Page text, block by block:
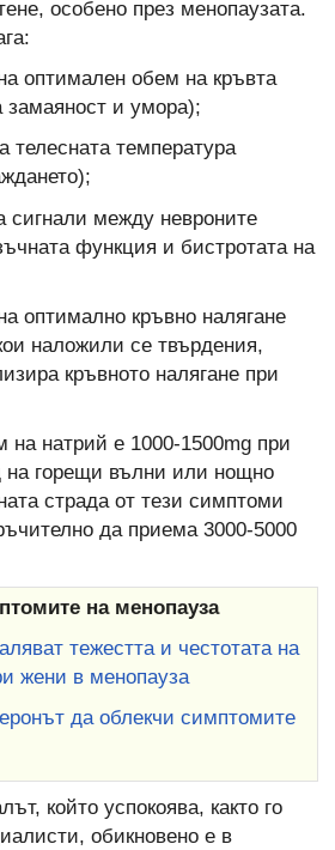
особено през менопаузата.
оптимален обем на кръвта
замаяност и умора);
телесната температура
сигнали между невроните
функция и бистротата на
оптимално кръвно налягане
наложили се твърдения,
кръвното налягане при
натрий е 1000-1500mg при
на горещи вълни или нощно
страда от тези симптоми
да приема 3000-5000
на менопауза
тежестта и честотата на
жени в менопауза
да облекчи симптомите
който успокоява, както го
обикновено е в